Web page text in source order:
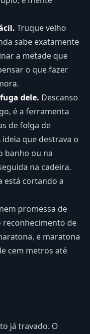
Truque velho
sabe exatamente
a metade que
o que fazer
dele. Descanso
é a ferramenta
de folga de
que destrava o
banho ou na
na cadeira.
está cortando a
promessa de
reconhecimento de
e maratona
cem metros até
já travado. O